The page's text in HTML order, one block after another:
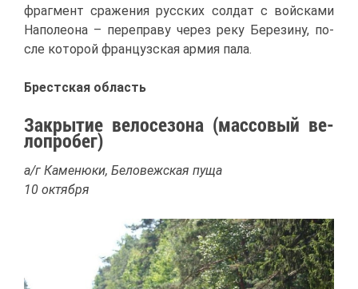
фраг­мент сра­же­ния рус­ских сол­дат с вой­ска­ми
На­по­лео­на – пе­ре­пра­ву че­рез ре­ку Бе­ре­зи­ну, по­
сле ко­то­рой фран­цуз­ская ар­мия па­ла.
Брест­ская об­ласть
За­кры­тие ве­ло­се­зо­на (мас­со­вый ве­
ло­про­бег)
а/г Ка­ме­ню­ки, Бе­ло­веж­ская пу­ща
10 ок­тяб­ря